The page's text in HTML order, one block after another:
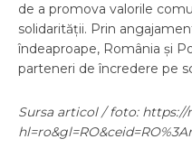
de a promova valorile
solidarității. Prin
îndeaproape, România și
parteneri de încredere pe
Sursa articol / foto: